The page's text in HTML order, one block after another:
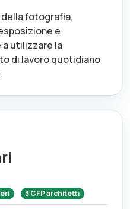
fotografia,
e
a utilizzare la
di lavoro quotidiano
3CFParchitetti